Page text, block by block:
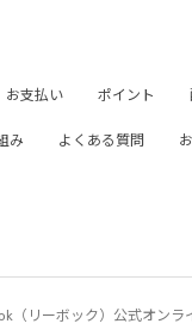
お支払い ポイント
み よくある質問
（リーボック）公式オン